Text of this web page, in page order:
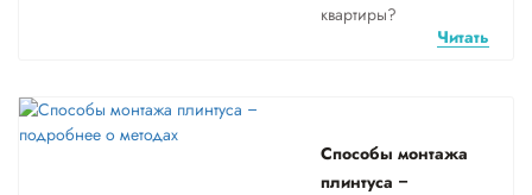
квартиры?
Читать
Способы монтажа
плинтуса –